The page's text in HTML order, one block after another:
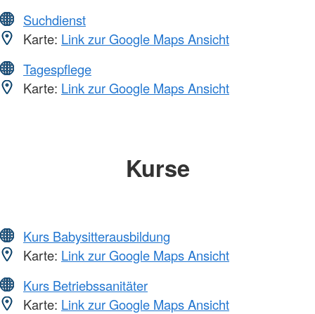
Suchdienst
Karte: Link zur Google Maps Ansicht
Tagespflege
Karte: Link zur Google Maps Ansicht
Kurse
Kurs Babysitterausbildung
Karte: Link zur Google Maps Ansicht
Kurs Betriebssanitäter
Karte: Link zur Google Maps Ansicht